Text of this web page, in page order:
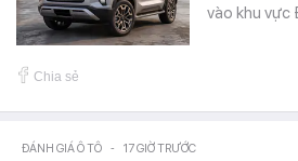
vào khu vực
Chia sẻ
ĐÁNH GIÁ Ô TÔ - 17 GIỜ TRƯỚC